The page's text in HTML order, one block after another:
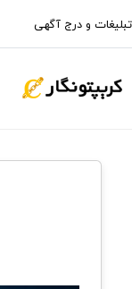
تبلیغات و درج آگهی